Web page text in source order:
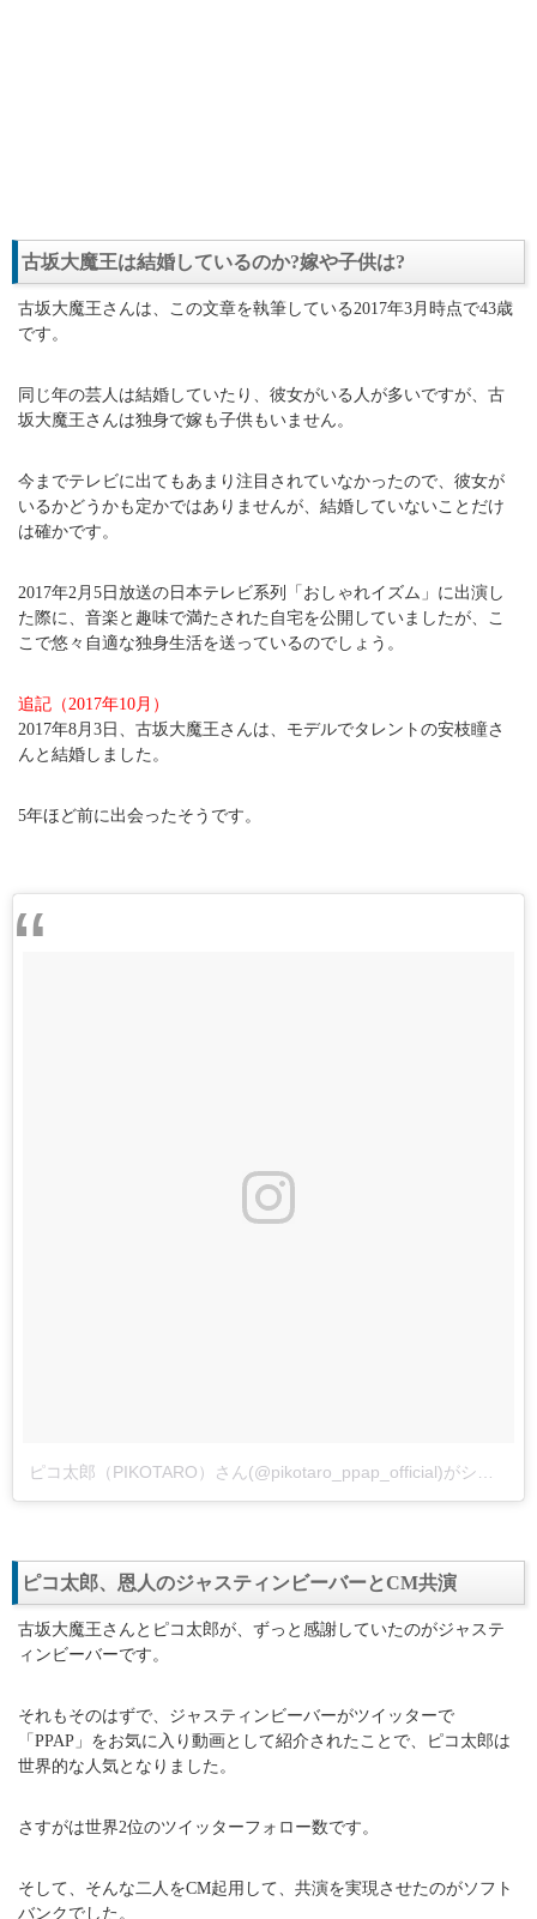
古坂大魔王は結婚しているのか?嫁や子供は?
古坂大魔王さんは、この文章を執筆している2017年3月時点で43歳
です。
同じ年の芸人は結婚していたり、彼女がいる人が多いですが、古
坂大魔王さんは独身で嫁も子供もいません。
今までテレビに出てもあまり注目されていなかったので、彼女が
いるかどうかも定かではありませんが、結婚していないことだけ
は確かです。
2017年2月5日放送の日本テレビ系列「おしゃれイズム」に出演し
た際に、音楽と趣味で満たされた自宅を公開していましたが、こ
こで悠々自適な独身生活を送っているのでしょう。
追記（2017年10月）
2017年8月3日、古坂大魔王さんは、モデルでタレントの安枝瞳さ
んと結婚しました。
5年ほど前に出会ったそうです。
ピコ太郎（PIKOTARO）さん(@pikotaro_ppap_official)がシェアした投稿
ピコ太郎、恩人のジャスティンビーバーとCM共演
古坂大魔王さんとピコ太郎が、ずっと感謝していたのがジャステ
ィンビーバーです。
それもそのはずで、ジャスティンビーバーがツイッターで
「PPAP」をお気に入り動画として紹介されたことで、ピコ太郎は
世界的な人気となりました。
さすがは世界2位のツイッターフォロー数です。
そして、そんな二人をCM起用して、共演を実現させたのがソフト
バンクでした。